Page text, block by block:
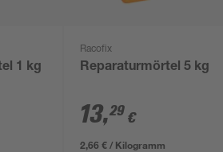
1 kg
Racofix
Reparaturmörtel 5 kg
13,29 €
2,66 € / Kilogramm